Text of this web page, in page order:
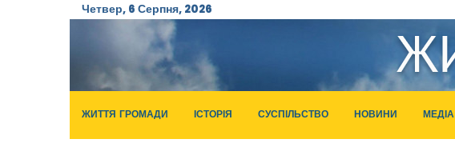
Четвер, 6 Серпня, 2026
ЖИТТЯ ГРОМАДИ ІСТОРІЯ СУСПІЛЬСТВО НОВИНИ МЕДІА